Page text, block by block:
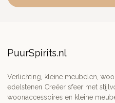
PuurSpirits.nl
Verlichting, kleine meubelen,
edelstenen Creëer sfeer met
woonaccessoires en kleine